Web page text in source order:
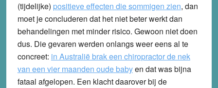
(tijdelijke) positieve effecten die sommigen zien, dan
moet je concluderen dat het niet beter werkt dan
behandelingen met minder risico. Gewoon niet doen
dus. Die gevaren werden onlangs weer eens al te
concreet: in Australië brak een chiropractor de nek
van een vier maanden oude babyen dat was bijna
fataal afgelopen. Een klacht daarover bij de